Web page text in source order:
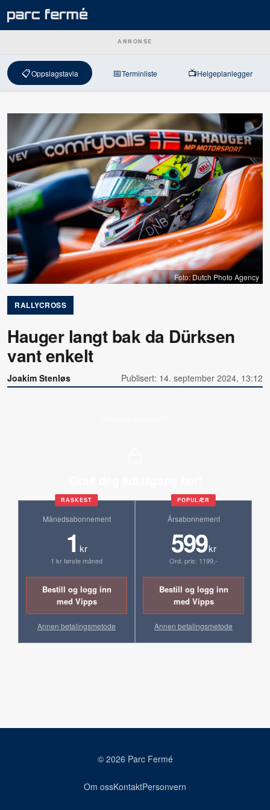
ANNONSE
📋Oppslagstavla 📅Terminliste 📺Helgeplanlegger
Foto: Dutch Photo Agency
RALLYCROSS
Hauger langt bak da Dürksen
vant enkelt
Joakim Stenløs Publisert: 14. september 2024, 13:12
RASKEST
Månedsabonnement
1 kr
1 kr første måned
Bestill og logg inn
med Vipps
Annen betalingsmetode
POPULÆR
Årsabonnement
599kr
Ord. pris: 1199,-
Bestill og logg inn
med Vipps
Annen betalingsmetode
© 2026 Parc Fermé
Om ossKontaktPersonvern